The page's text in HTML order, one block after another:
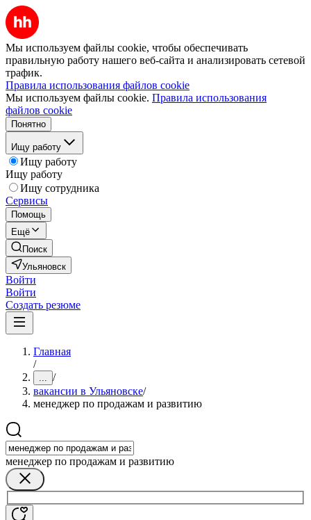
Мы используем файлы cookie, чтобы обеспечивать
правильную работу нашего веб-сайта и анализировать сетевой
трафик.
Правила использования файлов cookie
Мы используем файлы cookie. Правила использования
файлов cookie
Понятно
Ищу работу
Ищу работу
Ищу работу
Ищу сотрудника
Сервисы
Помощь
Ещё
Поиск
Ульяновск
Войти
Войти
Создать резюме
Главная
/
... /
вакансии в Ульяновске/
менеджер по продажам и развитию
менеджер по продажам и развитию